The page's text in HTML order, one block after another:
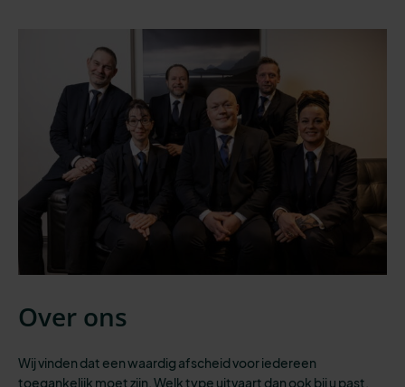
Over ons
Wij vinden dat een waardig afscheid voor iedereen
toegankelijk moet zijn. Welk type uitvaart dan ook bij u past,